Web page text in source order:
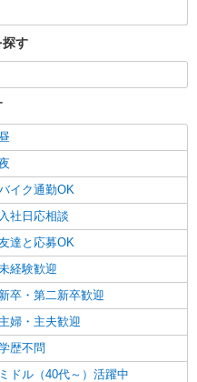
探す
イク通勤OK
入社日応相談
達と応募OK
経験歓迎
新卒・第二新卒歓迎
主婦・主夫歓迎
歴不問
ミドル（40代～）活躍中